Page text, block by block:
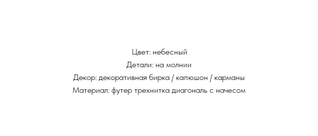
Цвет: небесный
Детали: на молнии
Декор: декоративная бирка / капюшон / карманы
Материал: футер трехнитка диагональ c начесом